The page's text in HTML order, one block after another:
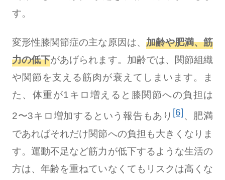
す。
変形性膝関節症の主な原因は、 加齢や肥満、筋
力の低下があげられます。加齢では、関節組織
や関節を支える筋肉が衰えてしまいます。ま
た、体重が1キロ増えると膝関節への負担は
2〜3キロ増加するという報告もあり [6] 、肥満
であればそれだけ関節への負担も大きくなりま
す。運動不足など筋力が低下するような生活の
方は、年齢を重ねていなくてもリスクは高くな